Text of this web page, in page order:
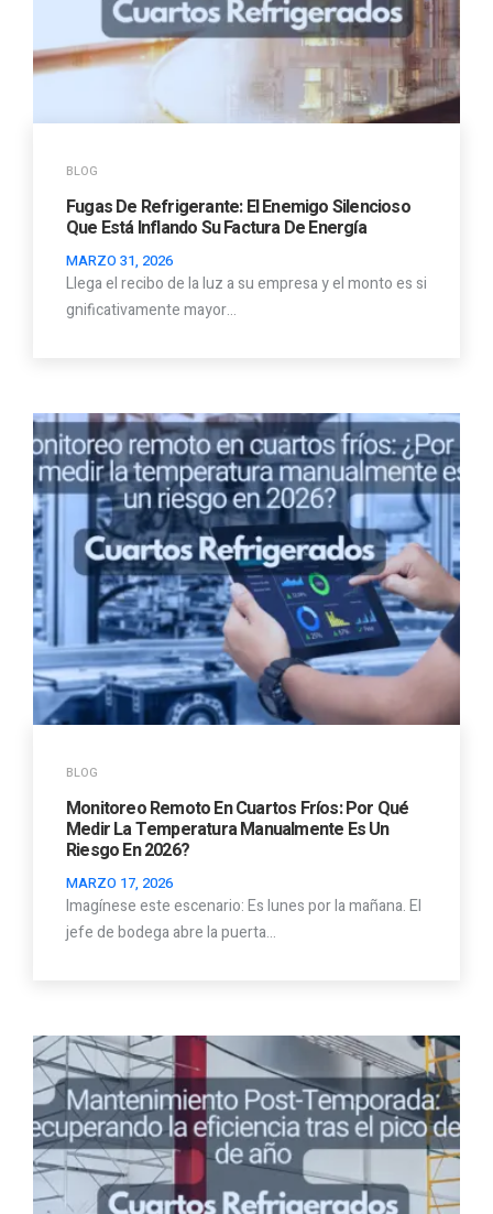
BLOG
Fugas De Refrigerante: El Enemigo Silencioso
Que Está Inflando Su Factura De Energía
MARZO 31, 2026
Llega el recibo de la luz a su empresa y el monto es si
gnificativamente mayor…
BLOG
Monitoreo Remoto En Cuartos Fríos: Por Qué
Medir La Temperatura Manualmente Es Un
Riesgo En 2026?
MARZO 17, 2026
Imagínese este escenario: Es lunes por la mañana. El
jefe de bodega abre la puerta…